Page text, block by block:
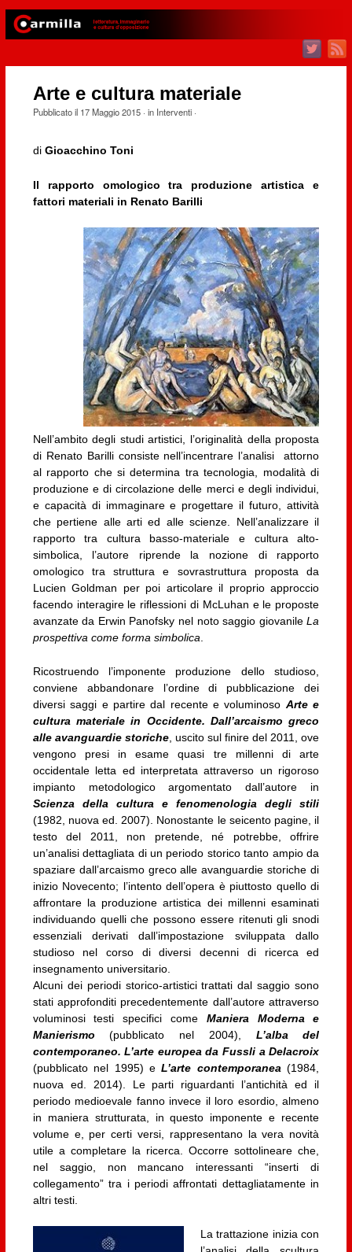
Arte e cultura materiale
Pubblicato il 17 Maggio 2015· in Interventi·
di Gioacchino Toni
Il rapporto omologico tra produzione artistica e
fattori materiali in Renato Barilli
Nell’ambito degli studi artistici, l’originalità della proposta
di Renato Barilli consiste nell’incentrare l’analisi attorno
al rapporto che si determina tra tecnologia, modalità di
produzione e di circolazione delle merci e degli individui,
e capacità di immaginare e progettare il futuro, attività
che pertiene alle arti ed alle scienze. Nell’analizzare il
rapporto tra cultura basso-materiale e cultura alto-
simbolica, l’autore riprende la nozione di rapporto
omologico tra struttura e sovrastruttura proposta da
Lucien Goldman per poi articolare il proprio approccio
facendo interagire le riflessioni di McLuhan e le proposte
avanzate da Erwin Panofsky nel noto saggio giovanileLa
prospettiva come forma simbolica
Ricostruendo l’imponente produzione dello studioso,
conviene abbandonare l’ordine di pubblicazione dei
diversi saggi e partire dal recente e voluminoso Arte e
cultura materiale in Occidente. Dall’arcaismo greco
alle avanguardie storiche, uscito sul finire del 2011, ove
vengono presi in esame quasi tre millenni di arte
occidentale letta ed interpretata attraverso un rigoroso
impianto metodologico argomentato dall’autore in
Scienza della cultura e fenomenologia degli stili
(1982, nuova ed. 2007). Nonostante le seicento pagine, il
testo del 2011, non pretende, né potrebbe, offrire
un’analisi dettagliata di un periodo storico tanto ampio da
spaziare dall’arcaismo greco alle avanguardie storiche di
inizio Novecento; l’intento dell’opera è piuttosto quello di
affrontare la produzione artistica dei millenni esaminati
individuando quelli che possono essere ritenuti gli snodi
essenziali derivati dall’impostazione sviluppata dallo
studioso nel corso di diversi decenni di ricerca ed
insegnamento universitario.
Alcuni dei periodi storico-artistici trattati dal saggio sono
stati approfonditi precedentemente dall’autore attraverso
voluminosi testi specifici come Maniera Moderna e
Manierismo (pubblicato nel 2004), L’alba del
contemporaneo. L’arte europea da Fussli a Delacroix
(pubblicato nel 1995) eL’arte contemporanea (1984,
nuova ed. 2014). Le parti riguardanti l’antichità ed il
periodo medioevale fanno invece il loro esordio, almeno
in maniera strutturata, in questo imponente e recente
volume e, per certi versi, rappresentano la vera novità
utile a completare la ricerca. Occorre sottolineare che,
nel saggio, non mancano interessanti “inserti di
collegamento” tra i periodi affrontati dettagliatamente in
altri testi.
La trattazione inizia con